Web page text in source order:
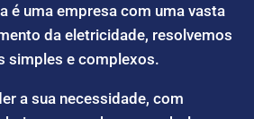
é uma empresa com uma vasta
da eletricidade, resolvemos
simples e complexos.
a sua necessidade, com